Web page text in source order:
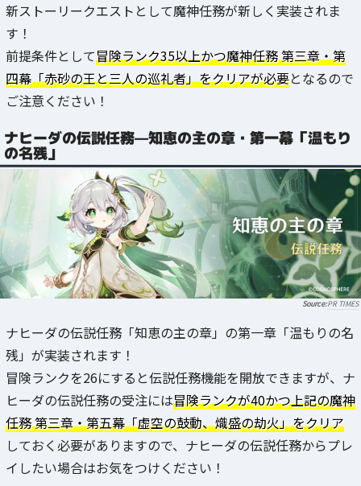
新ストーリークエストとして魔神任務が新しく実装されま
す！
前提条件として冒険ランク35以上かつ魔神任務 第三章・第
四幕「赤砂の王と三人の巡礼者」をクリアが必要となるので
ご注意ください！
ナヒーダの伝説任務—知恵の主の章・第一幕「温もり
の名残」
PR TIMES
ナヒーダの伝説任務「知恵の主の章」の第一章「温もりの名
残」が実装されます！
冒険ランクを26にすると伝説任務機能を開放できますが、ナ
ヒーダの伝説任務の受注には冒険ランクが40かつ上記の魔神
任務 第三章・第五幕「虚空の鼓動、熾盛の劫火」をクリア
しておく必要がありますので、ナヒーダの伝説任務からプレ
イしたい場合はお気をつけください！